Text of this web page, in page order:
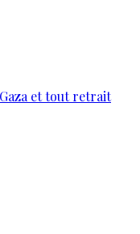
et tout retrait